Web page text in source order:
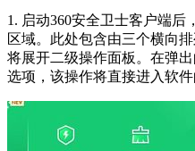
1. 启动360安全卫士客户端
区域。此处包含由三个横向
将展开二级操作面板。在弹
选项，该操作将直接进入软件